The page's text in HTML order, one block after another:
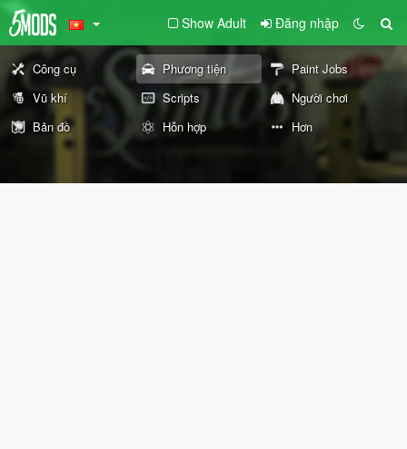
Show Adult Đăng nhập
Công cụ Phương tiện
Paint Jobs
Vũ khí
Scripts
Người chơi
Bản đồ
Hỗn hợp Hơn